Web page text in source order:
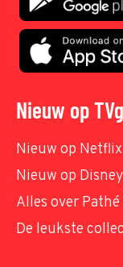
Nieuw op
Nieuw op Netflix
Nieuw op
Alles over
De leukste